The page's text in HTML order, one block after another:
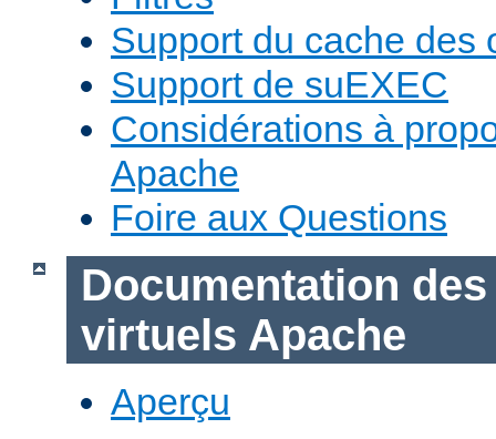
Support du cache des
Support de suEXEC
Considérations à
Apache
Foire aux Questions
Documentation
virtuels Apache
Aperçu